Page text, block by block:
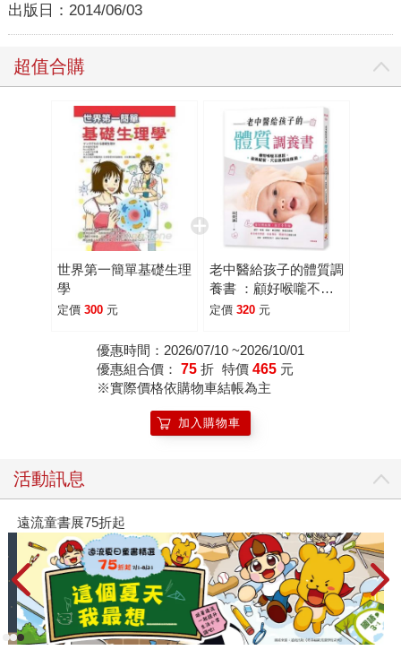
出版日： 2014/06/03
超值合購
世界第一簡單基礎生理
學
定價 300 元
老中醫給孩子的體質調
養書 ：顧好喉嚨不感
冒，營養配餐、穴位按
定價 320 元
優惠時間：2026/07/10 ~2026/10/01
優惠組合價： 75 折 特價 465 元
※實際價格依購物車結帳為主
加入購物車
活動訊息
遠流童書展75折起